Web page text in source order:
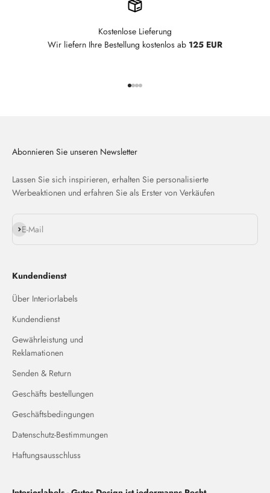
Kostenlose Lieferung
Wir liefern Ihre Bestellung kostenlos ab 125 EUR
Abonnieren Sie unseren Newsletter
Lassen Sie sich inspirieren, erhalten Sie personalisierte
Werbeaktionen und erfahren Sie als Erster von Verkäufen
E-Mail
Abonnieren
Kundendienst
Über Interiorlabels
Kundendienst
Gewährleistung und
Reklamationen
Senden & Return
Geschäfts bestellungen
Geschäftsbedingungen
Datenschutz-Bestimmungen
Haftungsausschluss